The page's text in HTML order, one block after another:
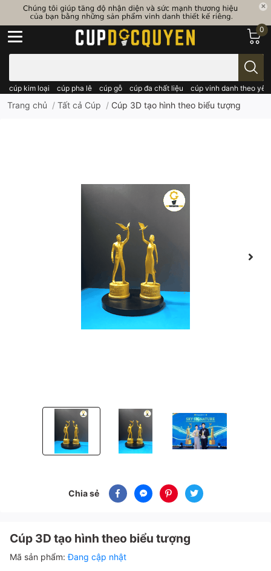
cúp kim loại cúp pha lê cúp gỗ cúp đa chất liệu cúp vinh danh theo
0
Trang chủ / Tất cả Cúp / Cúp 3D tạo hình theo biểu tượng
Cúp 3D tạo hình theo biểu tượngCúp 3D tạo hình theo biểu tượng
Cúp 3D tạo hình theo
Chia sẻ
Cúp 3D tạo hình theo biểu tượng
Mã sản phẩm:Đang cập nhật